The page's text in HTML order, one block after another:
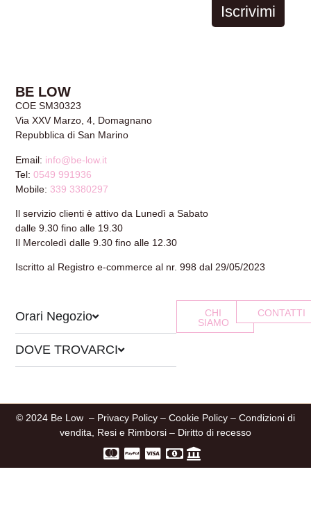
Iscrivimi
BE LOW
COE SM30323
Via XXV Marzo, 4, Domagnano
Repubblica di San Marino
Email: info@be-low.it
Tel:0549 991936
Mobile: 339 3380297
Il servizio clienti è attivo da Lunedì a Sabato
dalle 9.30 fino alle 19.30
Il Mercoledì dalle 9.30 fino alle 12.30
Iscritto al Registro e-commerce al nr. 998 dal 29/05/2023
Orari Negozio
DOVE TROVARCI
CHI
SIAMO
CONTATTI
© 2024 Be Low – Privacy Policy – Cookie Policy – Condizioni di
vendita, Resi e Rimborsi – Diritto di recesso